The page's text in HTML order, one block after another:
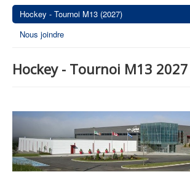
Hockey - Tournoi M13 (2027)
Nous joindre
Hockey - Tournoi M13 2027